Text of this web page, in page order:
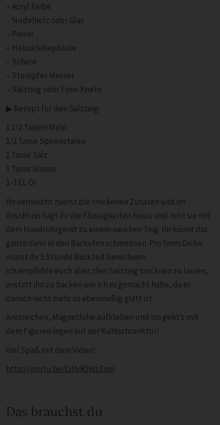
– Acryl Farbe
– Nudelholz oder Glas
– Pinsel
– Heissklebepistole
– Schere
– Stumpfes Messer
– Salzteig oder Fimo Knete
▶︎ Rezept für den Salzteig:
1 1/2 Tassen Mehl
1/2 Tasse Speisestärke
1 Tasse Salz
1 Tasse Wasser
1-3 EL Öl
Ihr vermischt zuerst die trockenen Zutaten und im
Anschluss fügt ihr die Flüssigkeiten hinzu und mixt sie mit
dem Handrührgerät zu einem weichen Teig. Ihr könnt das
ganze dann in den Backofen schmeissen. Pro 5mm Dicke
müsst ihr 1 Stunde Backzeit berechnen.
Ich empfehle euch aber, den Salzteig trocknen zu lassen,
anstatt ihn zu backen wie ich es gemacht habe, da er
danach nicht mehr so ebenmäßig glatt ist.
Anstreichen, Magnetfolie aufkleben und los geht’s mit
dem Figuren legen auf der Kühlschranktür!
Viel Spaß mit dem Video!
http://youtu.be/Cdb9QWzZqoI
Das brauchst du